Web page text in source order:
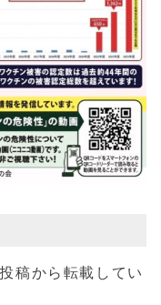
稿から転載してい